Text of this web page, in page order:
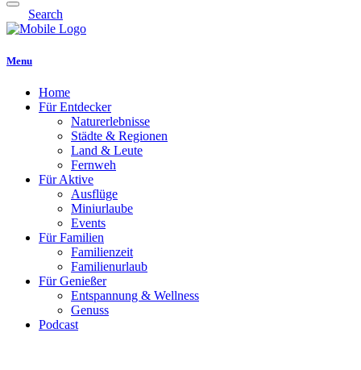
Search
Menu
Home
Für Entdecker
Naturerlebnisse
Städte & Regionen
Land & Leute
Fernweh
Für Aktive
Ausflüge
Miniurlaube
Events
Für Familien
Familienzeit
Familienurlaub
Für Genießer
Entspannung & Wellness
Genuss
Podcast